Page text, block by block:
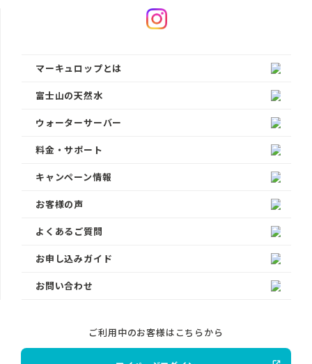
マーキュロップとは
富士山の天然水
ウォーターサーバー
料金・サポート
キャンペーン情報
お客様の声
よくあるご質問
お申し込みガイド
お問い合わせ
ご利用中のお客様はこちらから